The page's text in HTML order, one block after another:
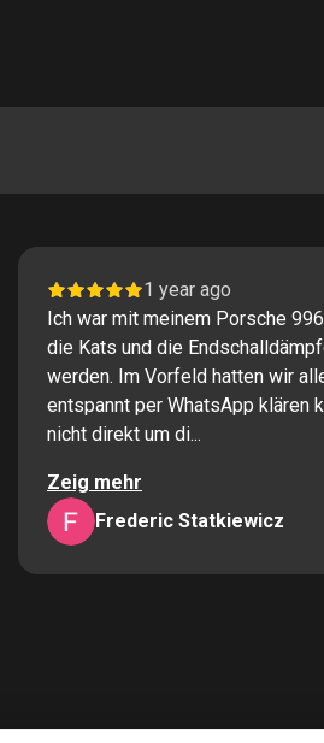
1 year ago
Ich war mit meinem Porsche
die Kats und die
werden. Im Vorfeld hatten wir
entspannt per WhatsApp klären
nicht direkt um di...
Zeig mehr
Frederic Statkiewicz